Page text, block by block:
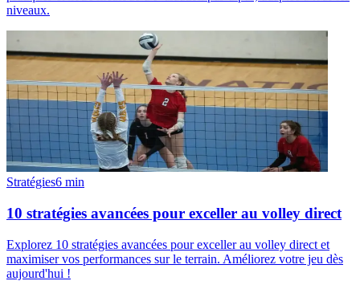
niveaux.
Stratégies6 min
10 stratégies avancées pour exceller au volley direct
Explorez 10 stratégies avancées pour exceller au volley direct et
maximiser vos performances sur le terrain. Améliorez votre jeu dès
aujourd'hui !